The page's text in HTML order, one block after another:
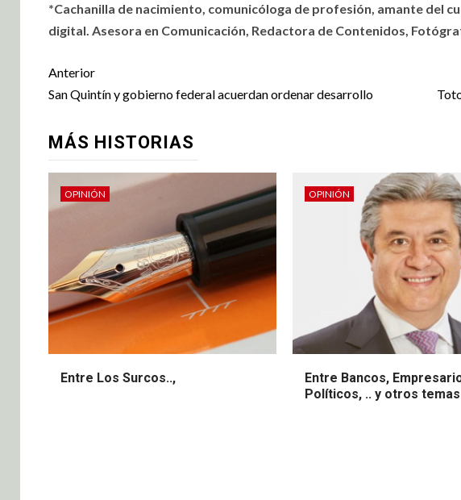
*Cachanilla de nacimiento, comunicóloga de profesión, amante del
digital. Asesora en Comunicación, Redactora de Contenidos,
Anterior
San Quintín y gobierno federal acuerdan ordenar desarrollo
MÁS HISTORIAS
OPINIÓN
Entre Los Surcos..,
OPINIÓN
Entre Bancos,
Políticos, .. y otros temas